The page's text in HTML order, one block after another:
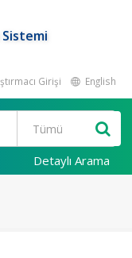
Girişi English
Detaylı Arama